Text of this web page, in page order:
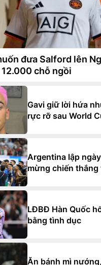
đưa Salford lên
chỗ ngồi
Gavi giữ lời hứa
rực rỡ sau World
Argentina lập
mừng chiến
LĐBĐ Hàn Quốc
bằng tình dục
Ăn bánh mì